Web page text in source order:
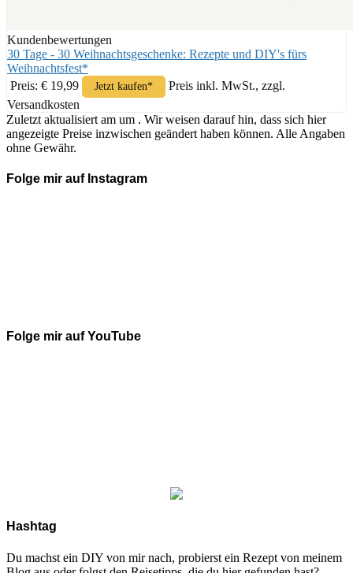
Kundenbewertungen
30 Tage - 30 Weihnachtsgeschenke: Rezepte und DIY's fürs
Weihnachtsfest*
Preis: € 19,99
Jetzt kaufen*
Preis inkl. MwSt., zzgl.
Versandkosten
Zuletzt aktualisiert am um . Wir weisen darauf hin, dass sich hier
angezeigte Preise inzwischen geändert haben können. Alle Angaben
ohne Gewähr.
Folge mir auf Instagram
Folge mir auf YouTube
Hashtag
Du machst ein DIY von mir nach, probierst ein Rezept von meinem